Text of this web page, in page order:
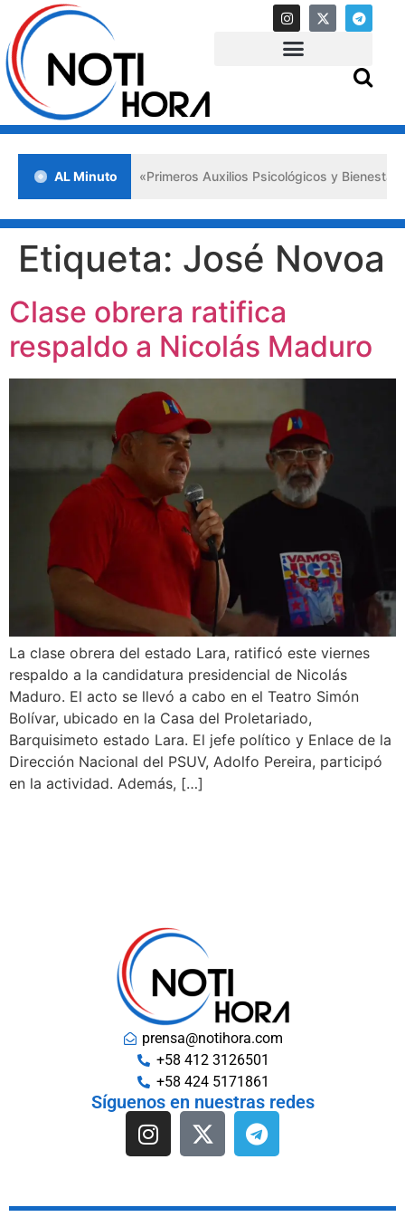
AL Minuto
en Lara impulsa los «Primeros Auxilios Psicológicos y Bienestar
Etiqueta: José Novoa
Clase obrera ratifica
respaldo a Nicolás Maduro
La clase obrera del estado Lara, ratificó este viernes
respaldo a la candidatura presidencial de Nicolás
Maduro. El acto se llevó a cabo en el Teatro Simón
Bolívar, ubicado en la Casa del Proletariado,
Barquisimeto estado Lara. El jefe político y Enlace de la
Dirección Nacional del PSUV, Adolfo Pereira, participó
en la actividad. Además, […]
prensa@notihora.com
+58 412 3126501
+58 424 5171861
Síguenos en nuestras redes